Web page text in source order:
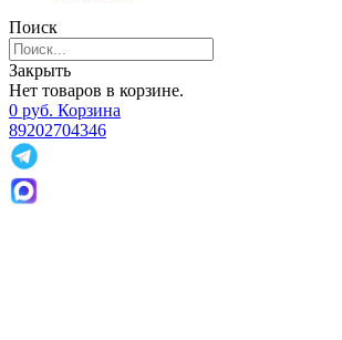
Поиск
Закрыть
Нет товаров в корзине.
0 руб. Корзина
89202704346